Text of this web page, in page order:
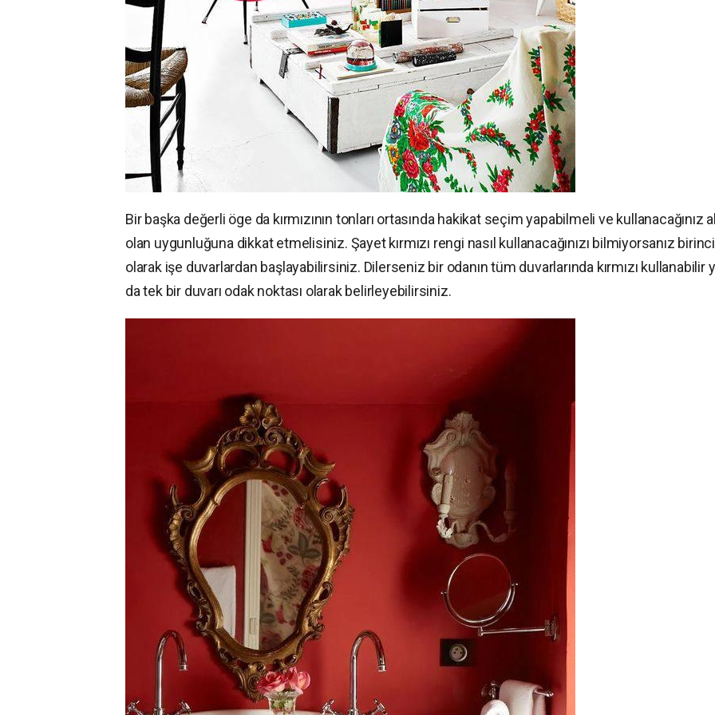
Bir başka değerli öge da kırmızının tonları ortasında hakikat seçim yapabilmeli ve kullanacağınız
olan uygunluğuna dikkat etmelisiniz. Şayet kırmızı rengi nasıl kullanacağınızı bilmiyorsanız birinci
olarak işe duvarlardan başlayabilirsiniz. Dilerseniz bir odanın tüm duvarlarında kırmızı kullanabilir
da tek bir duvarı odak noktası olarak belirleyebilirsiniz.